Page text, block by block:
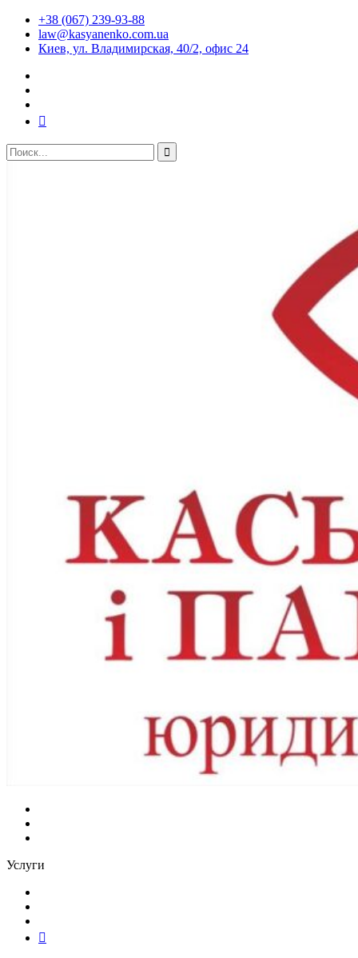
+38 (067) 239-93-88
law@kasyanenko.com.ua
Киев, ул. Владимирская, 40/2, офис 24
Услуги